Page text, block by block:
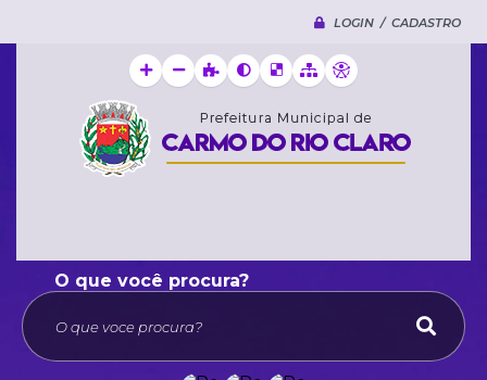
LOGIN / CADASTRO
O que voce procura?